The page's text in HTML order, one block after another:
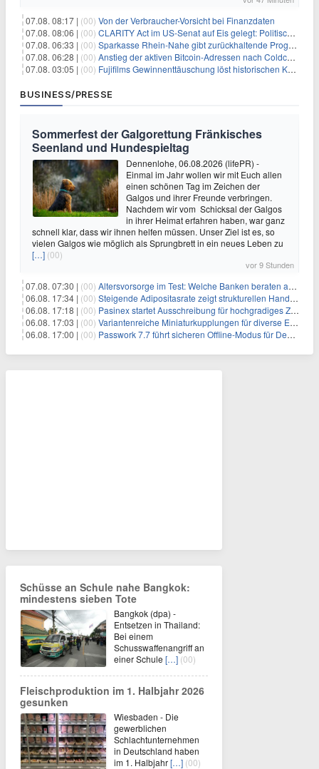
07.08. 08:17 | (00) Von der Verbraucher-Vorsicht bei Finanzdaten
07.08. 08:06 | (00) CLARITY Act im US-Senat auf Eis gelegt: Politische Differenzen verzögern Krypto-Gesetzgebung bis September
07.08. 06:33 | (00) Sparkasse Rhein-Nahe gibt zurückhaltende Prognose
07.08. 06:28 | (00) Anstieg der aktiven Bitcoin-Adressen nach Coldcard-Panik
07.08. 03:05 | (00) Fujifilms Gewinnenttäuschung löst historischen Kursrückgang aus
BUSINESS/PRESSE
Sommerfest der Galgorettung Fränkisches
Seenland und Hundespieltag
Dennenlohe, 06.08.2026 (lifePR) -
Einmal im Jahr wollen wir mit Euch allen
einen schönen Tag im Zeichen der
Galgos und ihrer Freunde verbringen.
Nachdem wir vom Schicksal der Galgos
in ihrer Heimat erfahren haben, war ganz
schnell klar, dass wir ihnen helfen müssen. Unser Ziel ist es, so
vielen Galgos wie möglich als Sprungbrett in ein neues Leben zu
[…] (00)
vor 9 Stunden
07.08. 07:30 | (00) Altersvorsorge im Test: Welche Banken beraten am besten?
06.08. 17:34 | (00) Steigende Adipositasrate zeigt strukturellen Handlungsbedarf bei der Ernährung schulpflichtiger Kinder
06.08. 17:18 | (00) Pasinex startet Ausschreibung für hochgradiges Zinksulfidkonzentrat mit Germanium- und Silbergehalten und stellt ein Betriebsupdate bereit
06.08. 17:03 | (00) Variantenreiche Miniaturkupplungen für diverse Einsatzbereiche
06.08. 17:00 | (00) Passwork 7.7 führt sicheren Offline-Modus für Desktop- und Mobile-Apps ein
Schüsse an Schule nahe Bangkok:
mindestens sieben Tote
Bangkok (dpa) -
Entsetzen in Thailand:
Bei einem
Schusswaffenangriff an
einer Schule […] (00)
Fleischproduktion im 1. Halbjahr 2026
gesunken
Wiesbaden - Die
gewerblichen
Schlachtunternehmen
in Deutschland haben
im 1. Halbjahr[…] (00)